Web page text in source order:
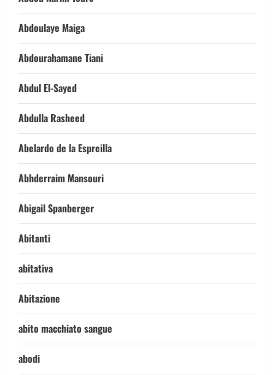
Abdoulaye Maiga
Abdourahamane Tiani
Abdul El-Sayed
Abdulla Rasheed
Abelardo de la Espreilla
Abhderraim Mansouri
Abigail Spanberger
Abitanti
abitativa
Abitazione
abito macchiato sangue
abodi